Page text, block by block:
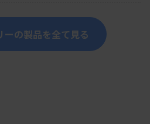
ーの製品を全て見る